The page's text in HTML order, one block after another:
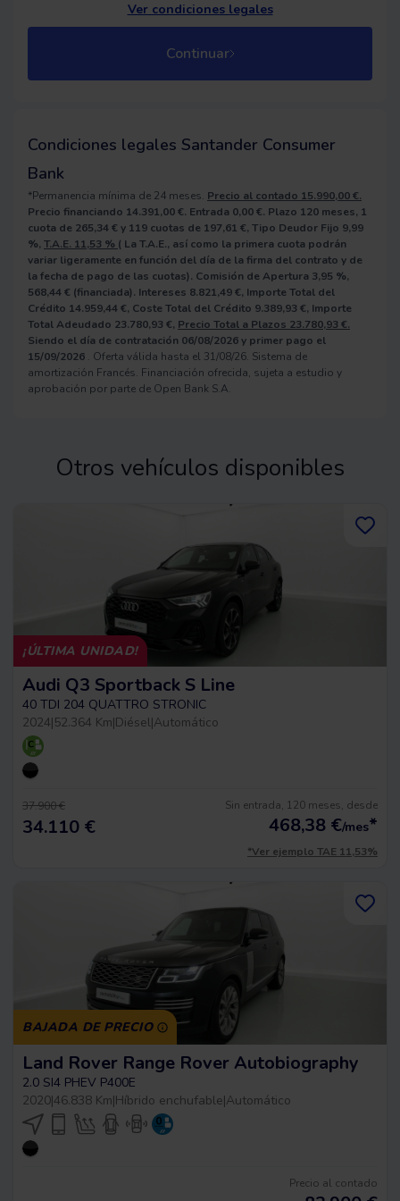
Ver condiciones legales
Continuar
Condiciones legales Santander Consumer
Bank
*Permanencia mínima de 24 meses. Precio al contado 15.990,00€.
Precio financiando 14.391,00€. Entrada 0,00€. Plazo 120 meses, 1
cuota de 265,34€ y 119 cuotas de 197,61 €, Tipo Deudor Fijo 9,99
%, T.A.E. 11,53 % ( La T.A.E., así como la primera cuota podrán
variar ligeramente en función del día de la firma del contrato y de
la fecha de pago de las cuotas). Comisión de Apertura 3,95 %,
568,44€ (financiada). Intereses 8.821,49€, Importe Total del
Crédito 14.959,44€, Coste Total del Crédito 9.389,93 €, Importe
Total Adeudado 23.780,93 €, Precio Total a Plazos 23.780,93 €.
Siendo el día de contratación 06/08/2026y primer pago el
15/09/2026 . Oferta válida hasta el 31/08/26. Sistema de
amortización Francés. Financiación ofrecida, sujeta a estudio y
aprobación por parte de Open Bank S.A.
Otros vehículos disponibles
¡ÚLTIMA UNIDAD!
Audi Q3 Sportback S Line
40 TDI 204 QUATTRO STRONIC
2024|52.364 Km|Diésel|Automático
37.900 €
34.110 €
Sin entrada, 120 meses, desde
468,38 €/mes*
*Ver ejemplo TAE 11,53%
BAJADA DE PRECIO
Land Rover Range Rover Autobiography
2.0 SI4 PHEV P400E
2020|46.838 Km|Híbrido enchufable|Automático
Precio al contado